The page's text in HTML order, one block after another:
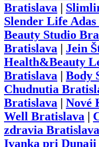
Bratislava
Slender Life
Beauty Studio
Bratislava
Jein
Health&Beauty
Bratislava
Body
Chudnutia
Bratislava
Nové
Well Bratislava
zdravia Bratislava
Ivanka pri Dunaji